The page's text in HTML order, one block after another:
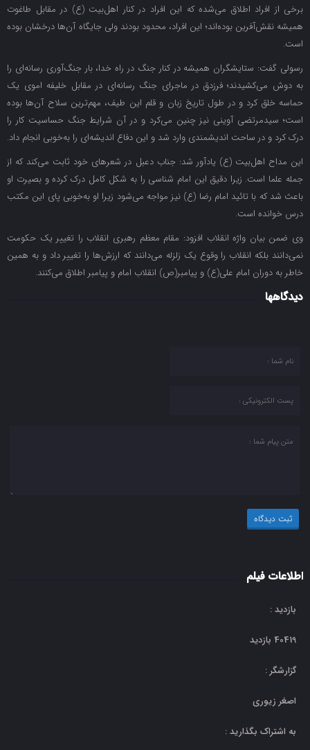
برخی از افراد اطلاق می‌شده که این افراد در کنار اهل‌بیت (ع) در مقابل طاغوت
همیشه نقش‌آفرین بوده‌اند؛ این افراد، محدود بودند ولی جایگاه آن‌ها درخشان بوده
است.
رسولی گفت: ستایشگران همیشه در کنار جنگ در راه خدا، بار جنگ‌آوری رسانه‌ای را
به دوش می‌کشیدند؛ فرزدق در ماجرای جنگ رسانه‌ای در مقابل خلیفه اموی یک
حماسه خلق کرد و در طول تاریخ زبان و قلم این طیف، مهم‌ترین سلاح آن‌ها بوده
است؛ سیدمرتضی آوینی نیز چنین می‌کرد و در آن شرایط جنگ حساسیت کار را
درک کرد و در ساحت اندیشمندی وارد شد و این دفاع اندیشه‌ای را به‌خوبی انجام داد.
این مداح اهل‌بیت (ع) یادآور شد: جناب دعبل در شعرهای خود ثابت می‌کند که از
جمله علما است. زیرا دقیق این امام شناسی را به شکل کامل درک کرده و بصیرت او
باعث شد که با تائید امام رضا (ع) نیز مواجه می‌شود زیرا او به‌خوبی پای این مکتب
درس خوانده است.
وی ضمن بیان واژه انقلاب افزود: مقام معظم رهبری انقلاب را تغییر یک حکومت
نمی‌دانند بلکه انقلاب را وقوع یک زلزله می‌دانند که ارزش‌ها را تغییر داد و به همین
خاطر به دوران امام علی(ع) و پیامبر(ص) انقلاب امام و پیامبر اطلاق می‌کنند.
دیدگاهها
اطلاعات فیلم
بازدید :
40419 بازدید
گزارشگر :
اصغر زیوری
به اشتراک بگذارید :